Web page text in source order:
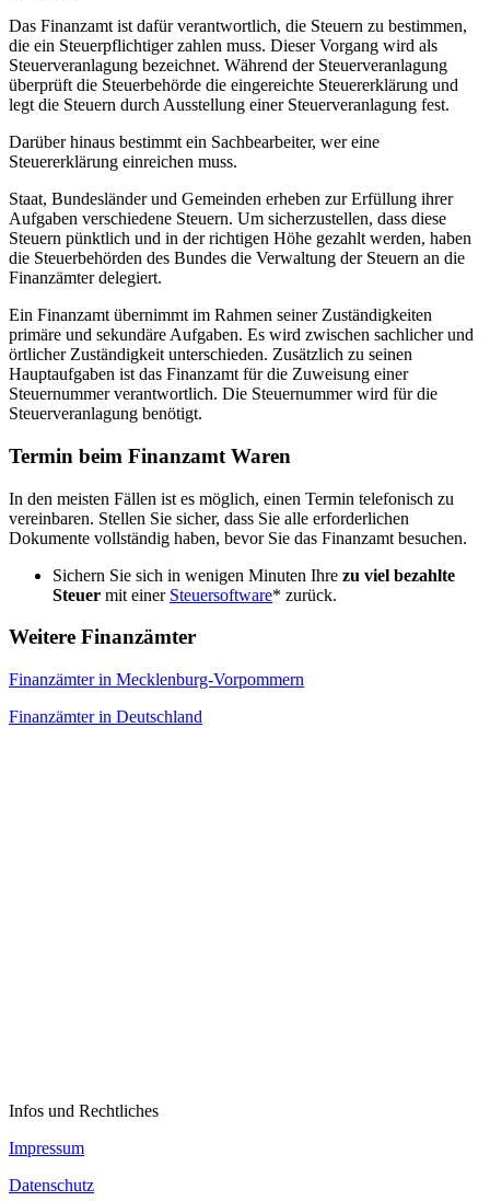
Das Finanzamt ist dafür verantwortlich, die Steuern zu bestimmen,
die ein Steuerpflichtiger zahlen muss. Dieser Vorgang wird als
Steuerveranlagung bezeichnet. Während der Steuerveranlagung
überprüft die Steuerbehörde die eingereichte Steuererklärung und
legt die Steuern durch Ausstellung einer Steuerveranlagung fest.
Darüber hinaus bestimmt ein Sachbearbeiter, wer eine
Steuererklärung einreichen muss.
Staat, Bundesländer und Gemeinden erheben zur Erfüllung ihrer
Aufgaben verschiedene Steuern. Um sicherzustellen, dass diese
Steuern pünktlich und in der richtigen Höhe gezahlt werden, haben
die Steuerbehörden des Bundes die Verwaltung der Steuern an die
Finanzämter delegiert.
Ein Finanzamt übernimmt im Rahmen seiner Zuständigkeiten
primäre und sekundäre Aufgaben. Es wird zwischen sachlicher und
örtlicher Zuständigkeit unterschieden. Zusätzlich zu seinen
Hauptaufgaben ist das Finanzamt für die Zuweisung einer
Steuernummer verantwortlich. Die Steuernummer wird für die
Steuerveranlagung benötigt.
Termin beim Finanzamt Waren
In den meisten Fällen ist es möglich, einen Termin telefonisch zu
vereinbaren. Stellen Sie sicher, dass Sie alle erforderlichen
Dokumente vollständig haben, bevor Sie das Finanzamt besuchen.
Sichern Sie sich in wenigen Minuten Ihre zu viel bezahlte
Steuer mit einer Steuersoftware* zurück.
Weitere Finanzämter
Finanzämter in Mecklenburg-Vorpommern
Finanzämter in Deutschland
Infos und Rechtliches
Impressum
Datenschutz